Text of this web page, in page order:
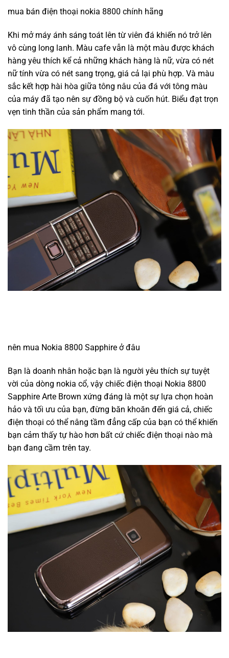
mua bán điện thoại nokia 8800 chính hãng
Khi mở máy ánh sáng toát lên từ viên đá khiến nó trở lên
vô cùng long lanh. Màu cafe vẫn là một màu được khách
hàng yêu thích kể cả những khách hàng là nữ, vừa có nét
nữ tính vừa có nét sang trọng, giá cả lại phù hợp. Và màu
sắc kết hợp hài hòa giữa tông nâu của đá với tông màu
của máy đã tạo nên sự đồng bộ và cuốn hút. Biểu đạt trọn
vẹn tinh thần của sản phẩm mang tới.
nên mua Nokia 8800 Sapphire ở đâu
Bạn là doanh nhân hoặc bạn là người yêu thích sự tuyệt
vời của dòng nokia cổ, vậy chiếc điện thoại Nokia 8800
Sapphire Arte Brown xứng đáng là một sự lựa chọn hoàn
hảo và tối ưu của bạn, đừng băn khoăn đến giá cả, chiếc
điện thoại có thể nâng tầm đẳng cấp của bạn có thể khiến
bạn cảm thấy tự hào hơn bất cứ chiếc điện thoại nào mà
bạn đang cầm trên tay.